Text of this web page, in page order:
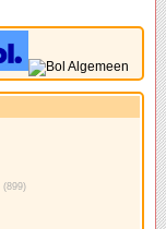
(899)